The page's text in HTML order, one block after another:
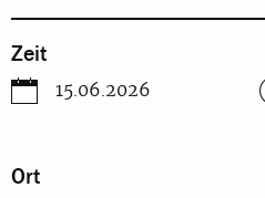
Zeit
15.06.2026
Ort